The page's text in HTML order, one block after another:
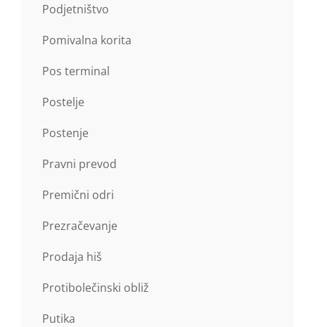
Podjetništvo
Pomivalna korita
Pos terminal
Postelje
Postenje
Pravni prevod
Premični odri
Prezračevanje
Prodaja hiš
Protibolečinski obliž
Putika